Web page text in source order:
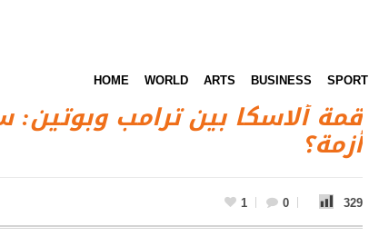
HOME WORLD ARTS BUSINESS SPORT
قمة ألاسكا بين ترامب وبوتين:
أزمة؟
1 0 329